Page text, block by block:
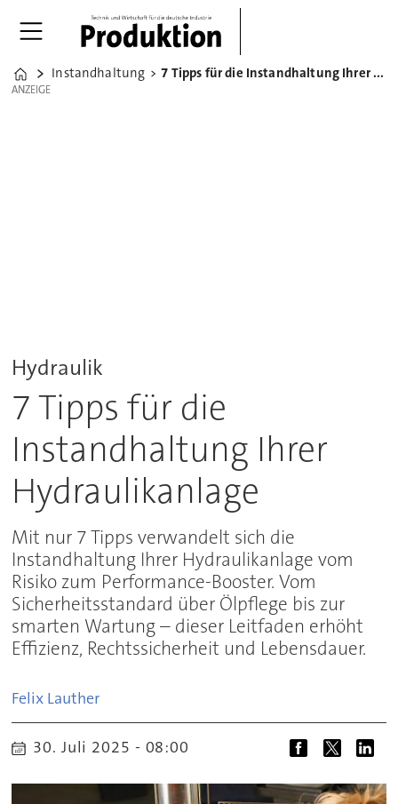
Home
Instandhaltung 7 Tipps für die Instandhaltung Ihrer Hydraulikanlage
ANZEIGE
ANZEIGE
Hydraulik
7 Tipps für die
Instandhaltung Ihrer
Hydraulikanlage
Mit nur 7 Tipps verwandelt sich die
Instandhaltung Ihrer Hydraulikanlage vom
Risiko zum Performance-Booster. Vom
Sicherheitsstandard über Ölpflege bis zur
smarten Wartung – dieser Leitfaden erhöht
Effizienz, Rechtssicherheit und Lebensdauer.
Felix Lauther
30. Juli 2025 - 08:00